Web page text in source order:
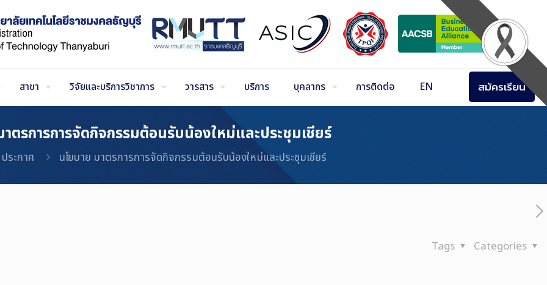
สาขา วิจัยและบริการวิชาการ วารสาร บริการ บุคลากร การติดต่อ EN สมัครเรียน
ตรการการจัดกิจกรรมต้อนรับน้องใหม่และประชุมเชียร์
ประกาศ นโยบาย มาตรการการจัดกิจกรรมต้อนรับน้องใหม่และประชุมเชียร์
Categories
Tags